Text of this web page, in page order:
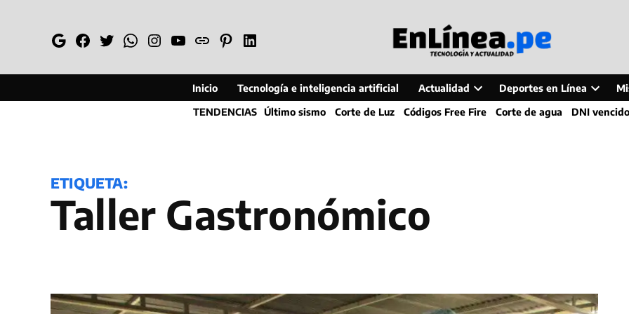
GoogleFacebook
TwitterWhatsapp
Instagram
YouTube
WebPinterestLinkedin
Inicio Tecnología e inteligencia artificial Actualidad
Open
dropdown
Deportes en Línea
Open
dropdown
TENDENCIAS Último sismo Corte de Luz Códigos Free Fire Corte de agua DNI vencido
ETIQUETA:
Taller Gastronómico